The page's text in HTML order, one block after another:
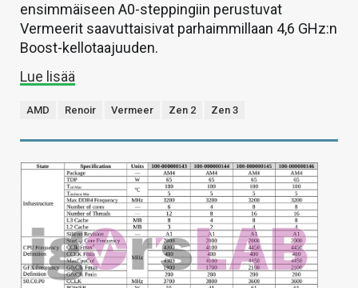
ensimmäiseen A0-steppingiin perustuvat
Vermeerit saavuttaisivat parhaimmillaan 4,6 GHz:n
Boost-kellotaajuuden.
Lue lisää
AMD Renoir Vermeer Zen 2 Zen 3